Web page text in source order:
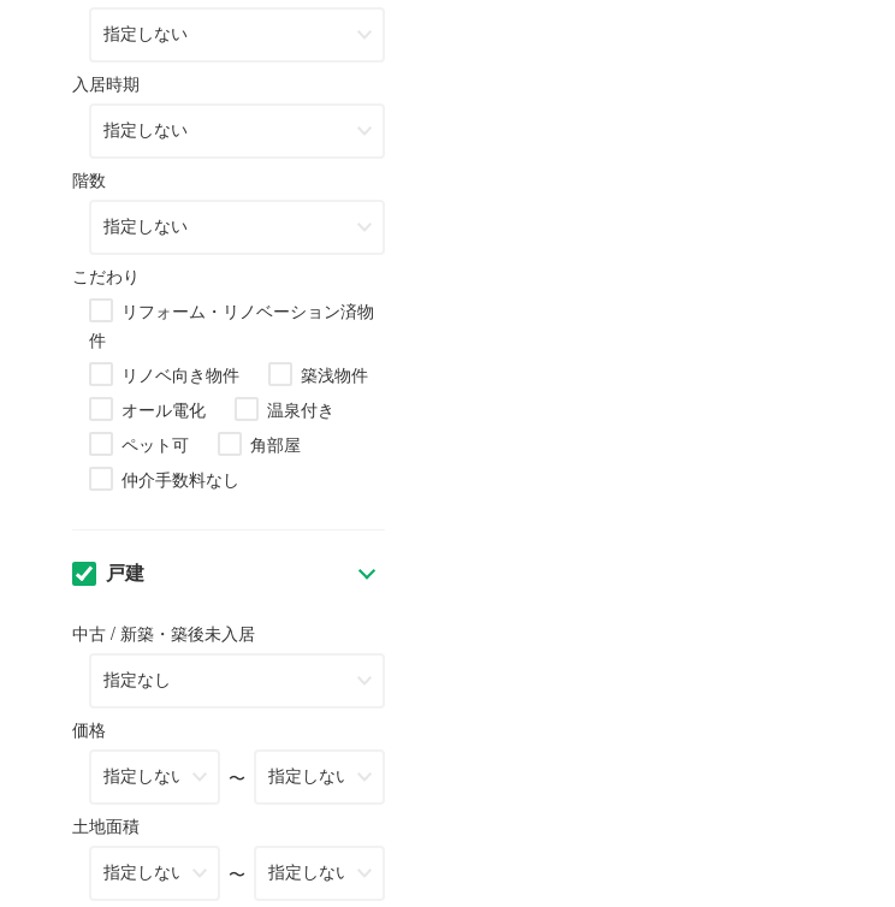
入居時期
階数
こだわり
リフォーム・リノベーション済物
件
リノベ向き物件
築浅物件
オール電化
温泉付き
ペット可
角部屋
仲介手数料なし
戸建
中古 / 新築・築後未入居
価格
〜
土地面積
〜